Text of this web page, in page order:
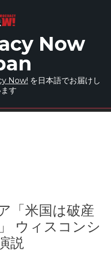
Now
Now! を日本語でお届けし
す
「米国は破産
ウィスコンシ
説